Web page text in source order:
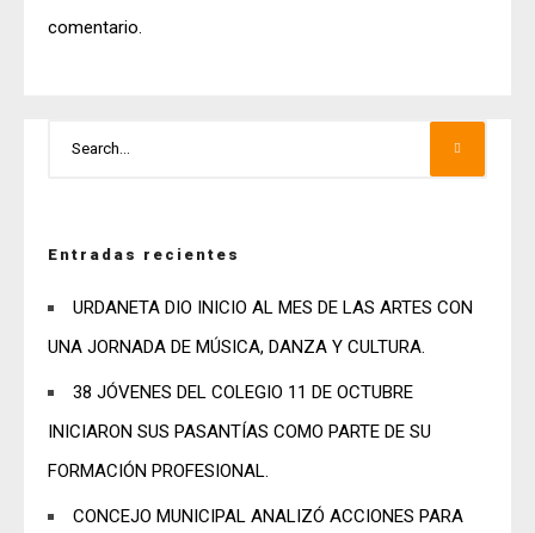
comentario.
Entradas recientes
URDANETA DIO INICIO AL MES DE LAS ARTES CON
UNA JORNADA DE MÚSICA, DANZA Y CULTURA.
38 JÓVENES DEL COLEGIO 11 DE OCTUBRE
INICIARON SUS PASANTÍAS COMO PARTE DE SU
FORMACIÓN PROFESIONAL.
CONCEJO MUNICIPAL ANALIZÓ ACCIONES PARA